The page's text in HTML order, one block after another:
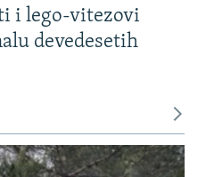
i lego-vitezovi
devedesetih